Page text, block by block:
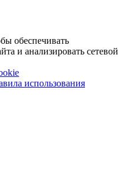
обеспечивать
и анализировать сетевой
использования